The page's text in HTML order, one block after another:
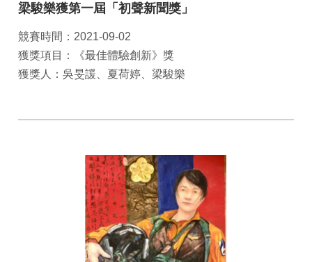
梁駿樂​獲第一屆「初聲新聞獎」
競賽時間：2021-09-02
獲獎項目：《最佳體驗創新》獎
獲獎人：吳旻諼、夏荷婷、梁駿樂